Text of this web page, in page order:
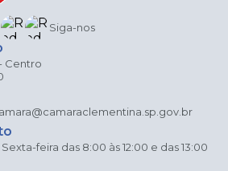
Siga-nos
Centro
feira das 8:00 às 12:00 e das 13:00